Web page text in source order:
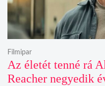
Az életét tenné rá
Reacher negyedik
Filmipar